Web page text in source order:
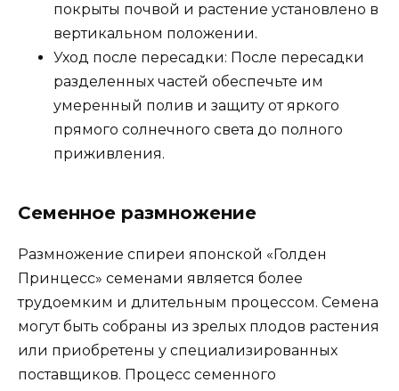
покрыты почвой и растение установлено в
вертикальном положении.
Уход после пересадки: После пересадки
разделенных частей обеспечьте им
умеренный полив и защиту от яркого
прямого солнечного света до полного
приживления.
Семенное размножение
Размножение спиреи японской «Голден
Принцесс» семенами является более
трудоемким и длительным процессом. Семена
могут быть собраны из зрелых плодов растения
или приобретены у специализированных
поставщиков. Процесс семенного